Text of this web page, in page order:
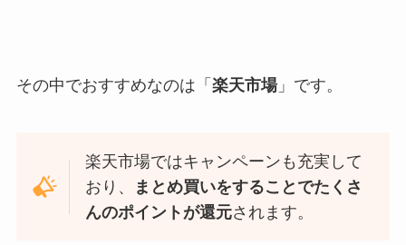
その中でおすすめなのは「 楽天市場」です。
楽天市場ではキャンペーンも充実して
おり、
まとめ買いをすることでたくさ
んのポイントが還元されます。